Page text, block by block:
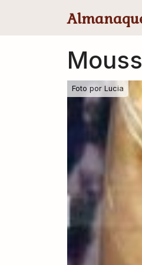
Foto por Lucia